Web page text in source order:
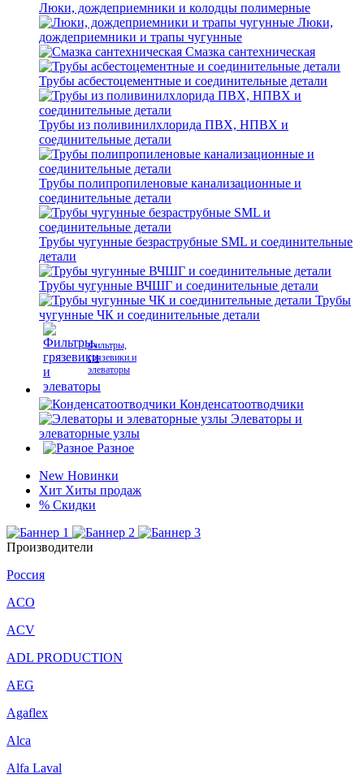
Люки, дождеприемники и колодцы полимерные
Люки,
дождеприемники и трапы чугунные
Смазка сантехническая
Трубы асбестоцементные и соединительные детали
Трубы из поливинилхлорида ПВХ, НПВХ и
соединительные детали
Трубы полипропиленовые канализационные и
соединительные детали
Трубы чугунные безраструбные SML и соединительные
детали
Трубы чугунные ВЧШГ и соединительные детали
Трубы
чугунные ЧК и соединительные детали
Фильтры,
грязевики и
элеваторы
Конденсатоотводчики
Элеваторы и
элеваторные узлы
Разное
New Новинки
Хит Хиты продаж
% Скидки
Производители
Россия
ACO
ACV
ADL PRODUCTION
AEG
Agaflex
Alca
Alfa Laval